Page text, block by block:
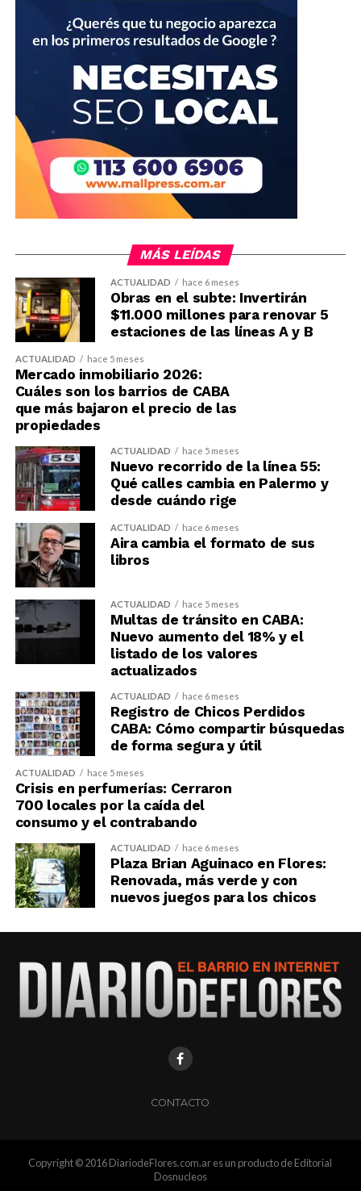
MÁS LEÍDAS
ACTUALIDAD hace 6 meses
Obras en el subte: Invertirán
$11.000 millones para renovar 5
estaciones de las líneas A y B
ACTUALIDAD hace 5 meses
Mercado inmobiliario 2026:
Cuáles son los barrios de CABA
que más bajaron el precio de las
propiedades
ACTUALIDAD hace 5 meses
Nuevo recorrido de la línea 55:
Qué calles cambia en Palermo y
desde cuándo rige
ACTUALIDAD hace 6 meses
Aira cambia el formato de sus
libros
ACTUALIDAD hace 5 meses
Multas de tránsito en CABA:
Nuevo aumento del 18% y el
listado de los valores
actualizados
ACTUALIDAD hace 6 meses
Registro de Chicos Perdidos
CABA: Cómo compartir búsquedas
de forma segura y útil
ACTUALIDAD hace 5 meses
Crisis en perfumerías: Cerraron
700 locales por la caída del
consumo y el contrabando
ACTUALIDAD hace 6 meses
Plaza Brian Aguinaco en Flores:
Renovada, más verde y con
nuevos juegos para los chicos
CONTACTO
Copyright © 2016 DiariodeFlores.com.ar es un producto de Editorial
Dosnucleos